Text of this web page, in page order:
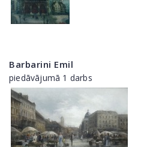
Barbarini Emil
piedāvājumā 1 darbs